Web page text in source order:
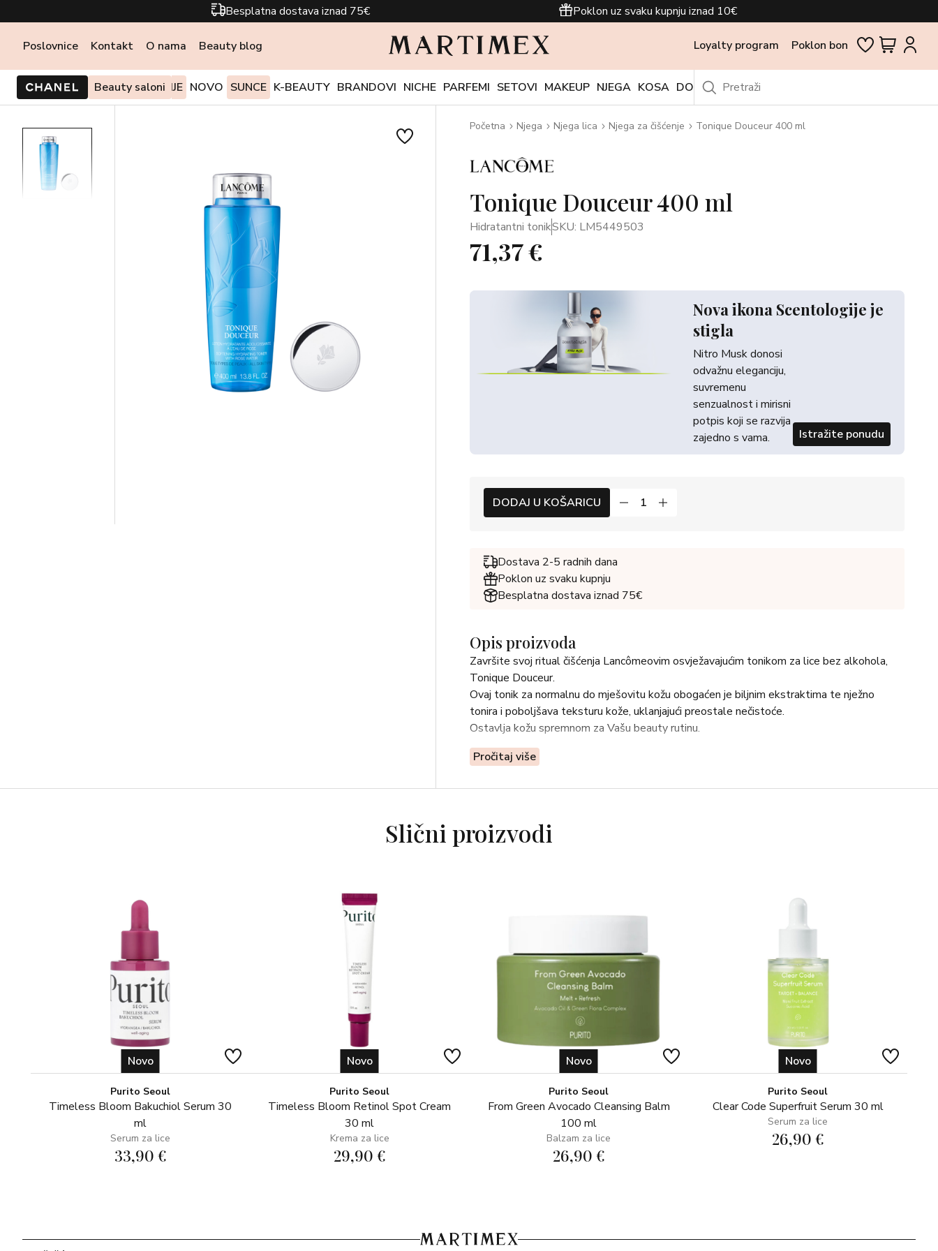
Besplatna dostava iznad 75€ Poklon uz svaku kupnju iznad 10€
Poslovnice Kontakt O nama Beauty blog Loyalty program Poklon bon
Beauty saloni
PONUDE I AKCIJE NOVO SUNCE K-BEAUTY BRANDOVI NICHE PARFEMI SETOVI MAKEUP NJEGA KOSA DODACI OUTLET
Početna Njega Njega lica Njega za čišćenje Tonique Douceur 400 ml
Tonique Douceur 400 ml
Hidratantni tonikSKU: LM5449503
71,37 €
Nova ikona Scentologije je
stigla
Nitro Musk donosi
odvažnu eleganciju,
suvremenu
senzualnost i mirisni
potpis koji se razvija
zajedno s vama.
Istražite ponudu
DODAJ U KOŠARICU
Dostava 2-5 radnih dana
Poklon uz svaku kupnju
Besplatna dostava iznad 75€
Opis proizvoda
Završite svoj ritual čišćenja Lancômeovim osvježavajućim tonikom za lice bez alkohola,
Tonique Douceur.
Ovaj tonik za normalnu do mješovitu kožu obogaćen je biljnim ekstraktima te nježno
tonira i poboljšava teksturu kože, uklanjajući preostale nečistoće.
Ostavlja kožu spremnom za Vašu beauty rutinu.
Pročitaj više
Slični proizvodi
Novo
Purito Seoul
Timeless Bloom Bakuchiol Serum 30
ml
Serum za lice
33,90 €
Novo
Purito Seoul
Timeless Bloom Retinol Spot Cream
30 ml
Krema za lice
29,90 €
Novo
Purito Seoul
From Green Avocado Cleansing Balm
100 ml
Balzam za lice
26,90 €
Novo
Purito Seoul
Clear Code Superfruit Serum 30 ml
Serum za lice
26,90 €